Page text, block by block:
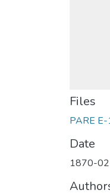
Files
PARE
Date
1870-